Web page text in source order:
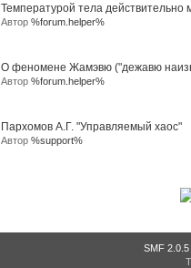
Температурой тела
Автор %forum.helper%
О феномене Жамэвю ("дежавю
Автор %forum.helper%
Пархомов А.Г. "Управляемый хаос"
Автор %support%
SMF 2.0.5